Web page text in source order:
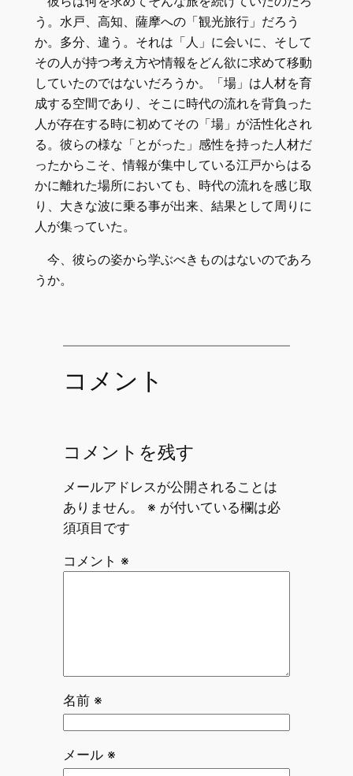
う。水戸、高知、薩摩への「観光旅行」だろう
か。多分、違う。それは「人」に会いに、そして
その人が持つ考え方や情報をどん欲に求めて移動
していたのではないだろうか。「場」は人材を育
成する空間であり、そこに時代の流れを背負った
人が存在する時に初めてその「場」が活性化され
る。彼らの様な「とがった」感性を持った人材だ
ったからこそ、情報が集中している江戸からはる
かに離れた場所においても、時代の流れを感じ取
り、大きな波に乗る事が出来、結果として周りに
人が集っていた。
今、彼らの姿から学ぶべきものはないのであろ
うか。
コメント
コメントを残す
メールアドレスが公開されることは
ありません。
※ が付いている欄は必
須項目です
コメント ※
名前 ※
メール ※